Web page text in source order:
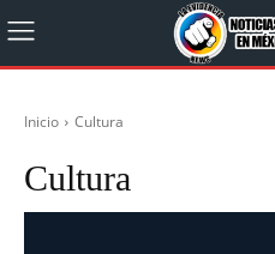
Inicio Cultura
Cultura